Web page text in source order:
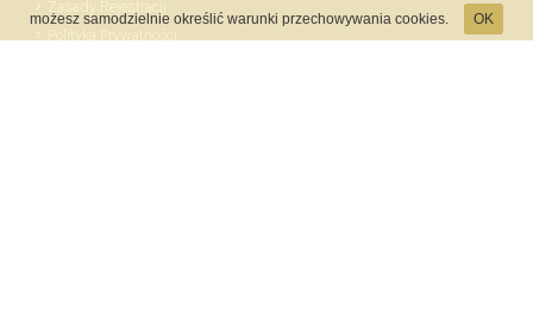
możesz samodzielnie określić warunki przechowywania cookies.
OK